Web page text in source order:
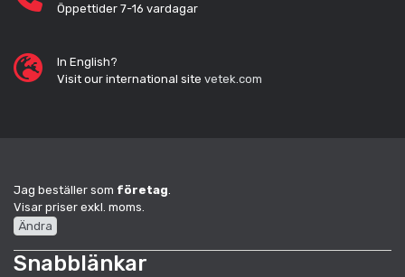
Öppettider 7-16 vardagar
In English?
Visit our international site vetek.com
Jag beställer som företag.
Visar priser exkl. moms.
Ändra
Snabblänkar